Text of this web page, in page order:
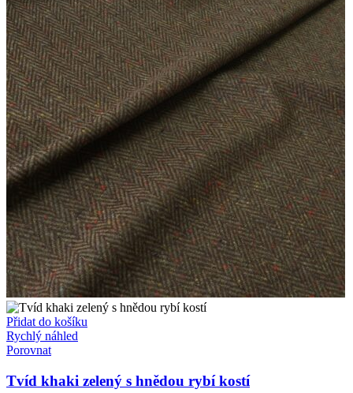
Přidat do košíku
Rychlý náhled
Porovnat
Tvíd khaki zelený s hnědou rybí kostí